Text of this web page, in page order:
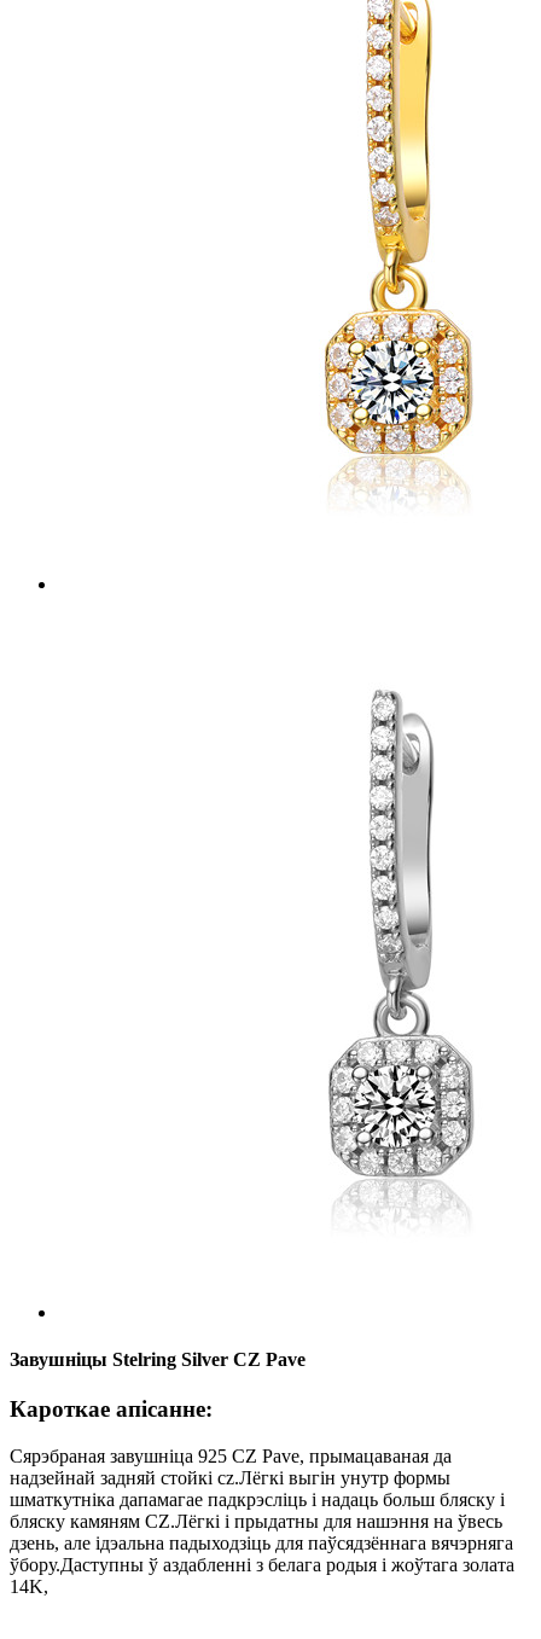
Завушніцы Stelring Silver CZ Pave
Кароткае апісанне:
Сярэбраная завушніца 925 CZ Pave, прымацаваная да
надзейнай задняй стойкі cz.Лёгкі выгін унутр формы
шматкутніка дапамагае падкрэсліць і надаць больш бляску і
бляску камяням CZ.Лёгкі і прыдатны для нашэння на ўвесь
дзень, але ідэальна падыходзіць для паўсядзённага вячэрняга
ўбору.Даступны ў аздабленні з белага родыя і жоўтага золата
14K,